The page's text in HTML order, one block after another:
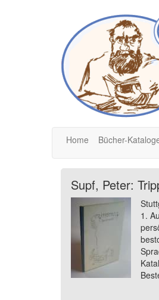
Home Bücher-
Supf, Peter:
1.